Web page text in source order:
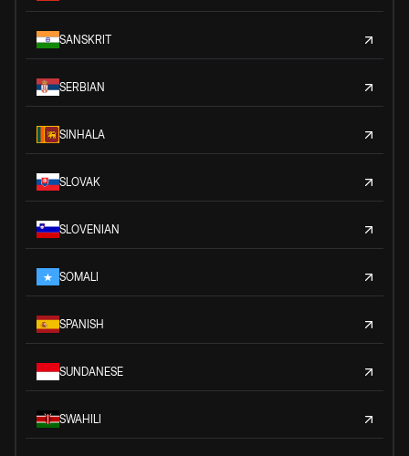
SANSKRIT
SERBIAN
SINHALA
SLOVAK
SLOVENIAN
SOMALI
SPANISH
SUNDANESE
SWAHILI